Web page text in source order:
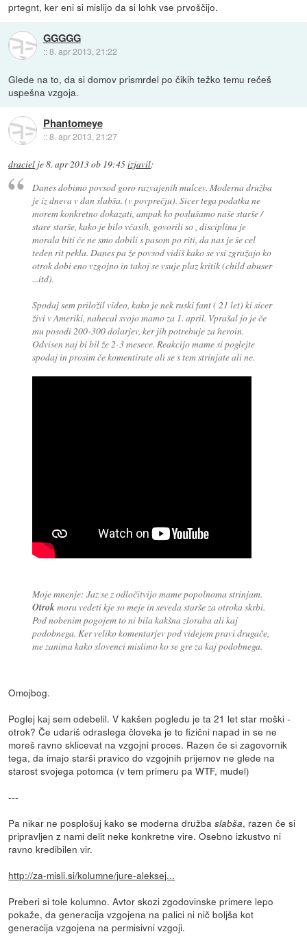
prtegnt, ker eni si mislijo da si lohk vse prvoščijo.
GGGGG
::8. apr 2013, 21:22
Glede na to, da si domov prismrdel po čikih težko temu rečeš
uspešna vzgoja.
Phantomeye
::8. apr 2013, 21:27
draciel je8. apr 2013 ob 19:45izjavil:
Danes dobimo povsod goro razvajenih mulcev. Moderna družba
je iz dneva v dan slabša. (v povprečju). Sicer tega podatka ne
morem konkretno dokazati, ampak ko poslušamo naše starše /
stare starše, kako je bilo včasih, govorili so , disciplina je
morala biti če ne smo dobili s pasom po riti, da nas je še cel
teden rit pekla. Danes pa že povsod vidiš kako se vsi zgražajo ko
otrok dobi eno vzgojno in takoj se vsuje plaz kritik (child abuser
...itd).
Spodaj sem priložil video, kako je nek ruski fant ( 21 let) ki sicer
živi v Ameriki, nahecal svojo mamo za 1. april. Vprašal jo je če
mu posodi 200-300 dolarjev, ker jih potrebuje za heroin.
Odvisen naj bi bil že 2-3 mesece. Reakcijo mame si poglejte
spodaj in prosim če komentirate ali se s tem strinjate ali ne.
Moje mnenje: Jaz se z odločitvijo mame popolnoma strinjam.
Otrokmora vedeti kje so meje in seveda starše za otroka skrbi.
Pod nobenim pogojem to ni bila kakšna zloraba ali kaj
podobnega. Ker veliko komentarjev pod videjem pravi drugače,
me zanima kako slovenci mislimo ko se gre za kaj podobnega.
Omojbog.
Poglej kaj sem odebelil. V kakšen pogledu je ta 21 let star moški -
otrok? Če udariš odraslega človeka je to fizični napad in se ne
moreš ravno sklicevat na vzgojni proces. Razen če si zagovornik
tega, da imajo starši pravico do vzgojnih prijemov ne glede na
starost svojega potomca (v tem primeru pa WTF, mudel)
---
Pa nikar ne posplošuj kako se moderna družbaslabša, razen če si
pripravljen z nami delit neke konkretne vire. Osebno izkustvo ni
ravno kredibilen vir.
http://za-misli.si/kolumne/jure-aleksej...
Preberi si tole kolumno. Avtor skozi zgodovinske primere lepo
pokaže, da generacija vzgojena na palici ni nič boljša kot
generacija vzgojena na permisivni vzgoji.